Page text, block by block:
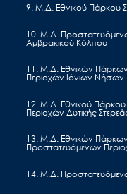
9. Μ.Δ. Εθνικού Πάρκου
10. Μ.Δ.
Αμβρακικού Κόλπου
11. Μ.Δ. Εθνικών
Περιοχών Ιόνιων Νήσων
12. Μ.Δ. Εθνικού
Περιοχών Δυτικής
13. Μ.Δ. Εθνικών
Προστατευόμενων
14. Μ.Δ.
πλαίσιο
Περιοχών,
Διαχείρισης